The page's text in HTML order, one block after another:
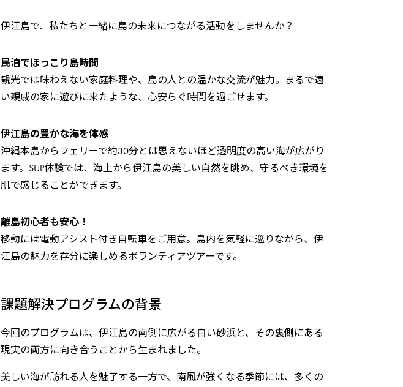
伊江島で、私たちと一緒に島の未来につながる活動をしませんか？
民泊でほっこり島時間
観光では味わえない家庭料理や、島の人との温かな交流が魅力。まるで遠
い親戚の家に遊びに来たような、心安らぐ時間を過ごせます。
伊江島の豊かな海を体感
沖縄本島からフェリーで約30分とは思えないほど透明度の高い海が広がり
ます。SUP体験では、海上から伊江島の美しい自然を眺め、守るべき環境を
肌で感じることができます。
離島初心者も安心！
移動には電動アシスト付き自転車をご用意。島内を気軽に巡りながら、伊
江島の魅力を存分に楽しめるボランティアツアーです。
課題解決プログラムの背景
今回のプログラムは、伊江島の南側に広がる白い砂浜と、その裏側にある
現実の両方に向き合うことから生まれました。
美しい海が訪れる人を魅了する一方で、南風が強くなる季節には、多くの